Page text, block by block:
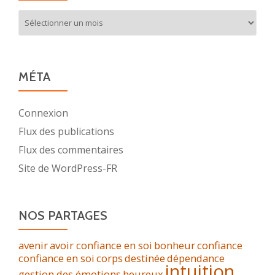
MÉTA
Connexion
Flux des publications
Flux des commentaires
Site de WordPress-FR
NOS PARTAGES
aveniravoir confiance en soi bonheurconfiance
confiance en soicorpsdestinéedépendance